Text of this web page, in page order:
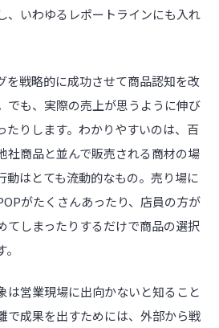
、いわゆるレポートラインにも入れ
を戦略的に成功させて商品認知を改
でも、実際の売上が思うように伸び
たりします。わかりやすいのは、百
社商品と並んで販売される商材の場
動はとても流動的なもの。売り場に
がたくさんあったり、店員の方が
てしまったりするだけで商品の選択
は営業現場に出向かないと知ること
で成果を出すためには、外部から戦